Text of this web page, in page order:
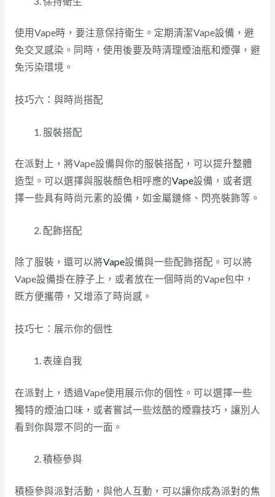
使用Vape時，要注意保持衛生。定期清潔Vape設備，避
免交叉感染。同時，使用後要及時清理煙油瓶和煙彈，避
免污染環境。
技巧六：與時尚搭配
服裝搭配
在派對上，將Vape設備與你的服裝搭配，可以提升整體
造型。可以選擇與服裝顏色相呼應的Vape設備，或者選
擇一些具有時尚元素的設備，如金屬鏈條、閃亮裝飾等。
配飾搭配
除了服裝，還可以將Vape設備與一些配飾搭配。可以將
Vape設備掛在脖子上，或者放在一個時尚的Vape包中，
既方便攜帶，又增添了時尚感。
技巧七：展示你的個性
表達自我
在派對上，透過Vape使用展示你的個性。可以選擇一些
獨特的煙油口味，或者嘗試一些炫酷的煙霧技巧，讓別人
看到你與眾不同的一面。
積極參與
積極參與派對活動，與他人互動，可以讓你成為派對的焦